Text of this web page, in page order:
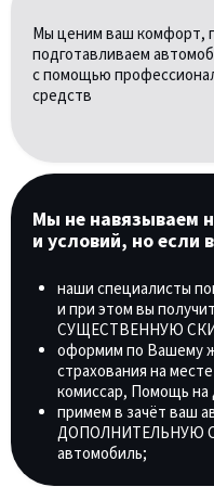
Мы ценим ваш комфорт,
подготавливаем
с помощью
средств
Мы не навязываем
и условий, но если
наши специалисты
и при этом вы
СУЩЕСТВЕННУЮ
оформим по Вашему
страхования на
комиссар, Помощь на
примем в зачёт ваш
ДОПОЛНИТЕЛЬНУЮ
автомобиль;